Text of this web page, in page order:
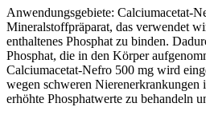
Anwendungsgebiete: Calciumacetat-
Mineralstoffpräparat, das verwendet
enthaltenes Phosphat zu binden.
Phosphat, die in den Körper
Calciumacetat-Nefro 500 mg wird
wegen schweren Nierenerkrankungen
erhöhte Phosphatwerte zu behandeln